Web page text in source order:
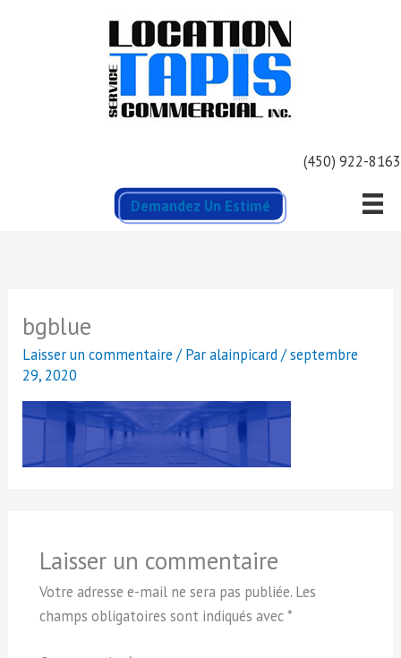
(450) 922-8163
Demandez Un Estimé
bgblue
Laisser un commentaire / Paralainpicard/septembre
29, 2020
Laisser un commentaire
Votre adresse e-mail ne sera pas publiée. Les
champs obligatoires sont indiqués avec*